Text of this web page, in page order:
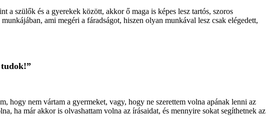
a szülők és a gyerekek között, akkorő maga is képes lesz tartós, szoros
ami megéri a fáradságot, hiszen olyan munkával lesz csak elégedett,
hogy nem vártam a gyermeket, vagy, hogy ne szerettem volna apának lenni az
ha már akkor is olvashattam volna az írásaidat, és mennyire sokat segíthetnek az